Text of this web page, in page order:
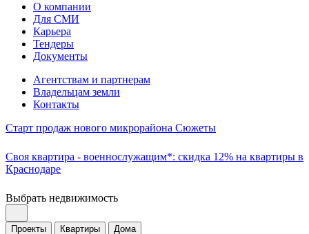
О компании
Для СМИ
Карьера
Тендеры
Документы
Агентствам и партнерам
Владельцам земли
Контакты
Старт продаж нового микрорайона Сюжеты
Своя квартира - военнослужащим*: скидка 12% на квартиры в
Краснодаре
Выбрать недвижимость
Проекты Квартиры Дома